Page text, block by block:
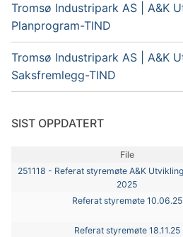
Tromsø Industripark AS | A&K
Planprogram-TIND
Tromsø Industripark AS | A&K
Saksfremlegg-TIND
SIST OPPDATERT
File
251118 - Referat styremøte A&K
2025
Referat styremøte 10.06.25
Referat styremøte 18.11.25